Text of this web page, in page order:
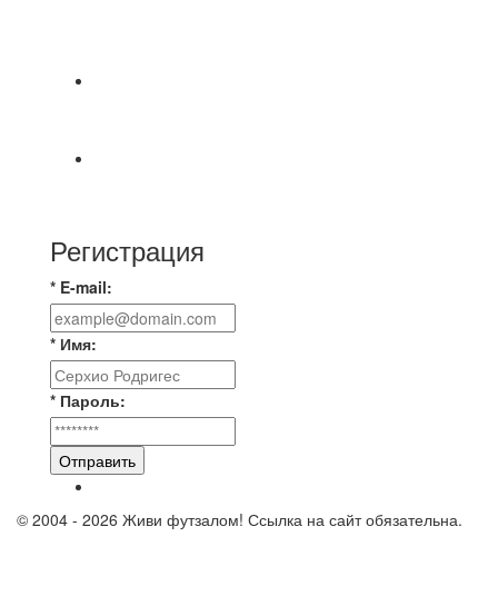
Регистрация
* E-mail:
* Имя:
* Пароль:
Отправить
© 2004 - 2026 Живи футзалом! Ссылка на сайт обязательна.